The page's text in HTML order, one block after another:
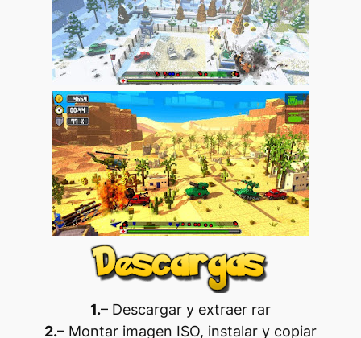
1.– Descargar y extraer rar
2.– Montar imagen ISO, instalar y copiar